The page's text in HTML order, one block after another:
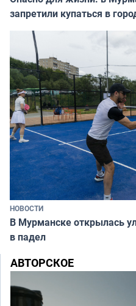
запретили купаться в
НОВОСТИ
В Мурманске открылась
в падел
АВТОРСКОЕ